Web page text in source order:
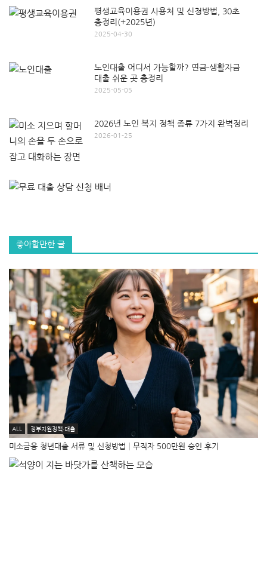
평생교육이용권 사용처 및 신청방법, 30초
총정리(+2025년)
2025-04-30
노인대출 어디서 가능할까? 연금·생활자금
대출 쉬운 곳 총정리
2025-05-05
2026년 노인 복지 정책 종류 7가지 완벽정리
2026-01-25
좋아할만한 글
ALL 정부지원정책·대출
미소금융 청년대출 서류 및 신청방법│무직자 500만원 승인 후기